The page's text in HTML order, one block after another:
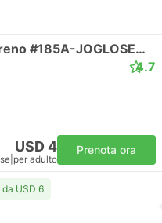
Economy CA | Treno #185A-JOGLOSEMARKERTO
4.7
USD 4
per adulto
Prenota ora
USD 6